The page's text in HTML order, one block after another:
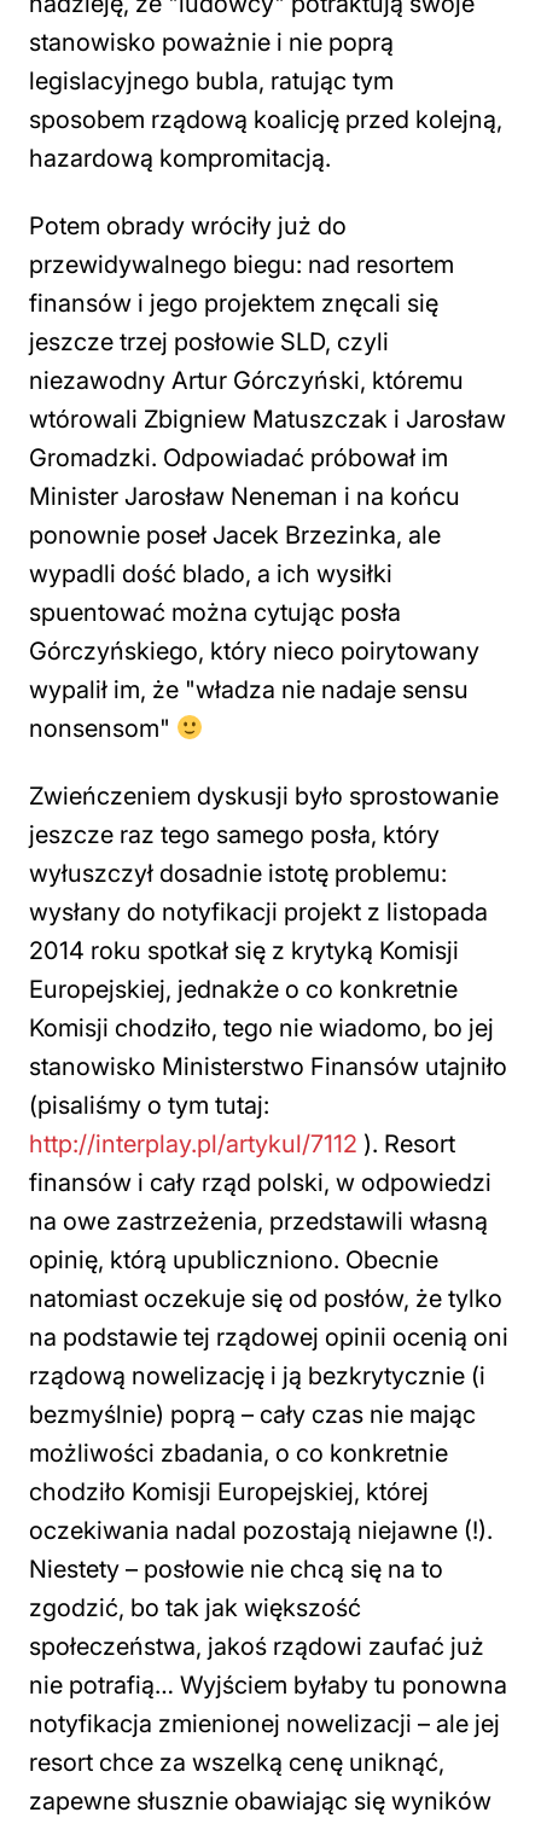
stanowisko poważnie i nie poprą
legislacyjnego bubla, ratując tym
sposobem rządową koalicję przed kolejną,
hazardową kompromitacją.
Potem obrady wróciły już do
przewidywalnego biegu: nad resortem
finansów i jego projektem znęcali się
jeszcze trzej posłowie SLD, czyli
niezawodny Artur Górczyński, któremu
wtórowali Zbigniew Matuszczak i Jarosław
Gromadzki. Odpowiadać próbował im
Minister Jarosław Neneman i na końcu
ponownie poseł Jacek Brzezinka, ale
wypadli dość blado, a ich wysiłki
spuentować można cytując posła
Górczyńskiego, który nieco poirytowany
wypalił im, że "władza nie nadaje sensu
nonsensom"
Zwieńczeniem dyskusji było sprostowanie
jeszcze raz tego samego posła, który
wyłuszczył dosadnie istotę problemu:
wysłany do notyfikacji projekt z listopada
2014 roku spotkał się z krytyką Komisji
Europejskiej, jednakże o co konkretnie
Komisji chodziło, tego nie wiadomo, bo jej
stanowisko Ministerstwo Finansów utajniło
(pisaliśmy o tym tutaj:
http://interplay.pl/artykul/7112 ). Resort
finansów i cały rząd polski, w odpowiedzi
na owe zastrzeżenia, przedstawili własną
opinię, którą upubliczniono. Obecnie
natomiast oczekuje się od posłów, że tylko
na podstawie tej rządowej opinii ocenią oni
rządową nowelizację i ją bezkrytycznie (i
bezmyślnie) poprą – cały czas nie mając
możliwości zbadania, o co konkretnie
chodziło Komisji Europejskiej, której
oczekiwania nadal pozostają niejawne (!).
Niestety – posłowie nie chcą się na to
zgodzić, bo tak jak większość
społeczeństwa, jakoś rządowi zaufać już
nie potrafią… Wyjściem byłaby tu ponowna
notyfikacja zmienionej nowelizacji – ale jej
resort chce za wszelką cenę uniknąć,
zapewne słusznie obawiając się wyników